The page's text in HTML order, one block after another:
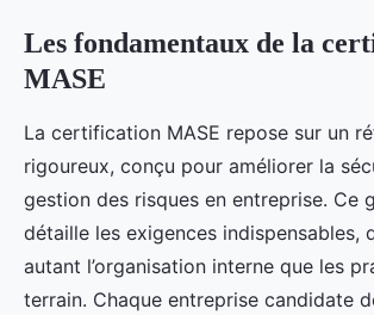
Les fondamentaux de la
MASE
La certification MASE repose sur un
rigoureux, conçu pour améliorer la
gestion des risques en entreprise. Ce
détaille les exigences indispensables,
autant l’organisation interne que les
terrain. Chaque entreprise candidate